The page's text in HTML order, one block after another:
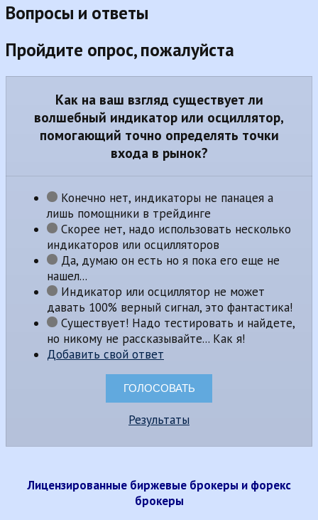
Вопросы и ответы
Пройдите опрос, пожалуйста
Как на ваш взгляд существует ли
волшебный индикатор или осциллятор,
помогающий точно определять точки
входа в рынок?
Конечно нет, индикаторы не панацея а
лишь помощники в трейдинге
Скорее нет, надо использовать несколько
индикаторов или осцилляторов
Да, думаю он есть но я пока его еще не
нашел...
Индикатор или осциллятор не может
давать 100% верный сигнал, это фантастика!
Существует! Надо тестировать и найдете,
но никому не рассказывайте... Как я!
Добавить свой ответ
Результаты
Лицензированные биржевые брокеры и форекс
брокеры